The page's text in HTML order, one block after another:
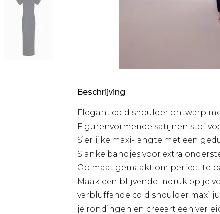
Beschrijving
Elegant cold shoulder ontwerp
Figurenvormende satijnen stof
Sierlijke maxi-lengte met een
Slanke bandjes voor extra
Op maat gemaakt om perfect te
Maak een blijvende indruk op je
verbluffende cold shoulder maxi
je rondingen en creëert een